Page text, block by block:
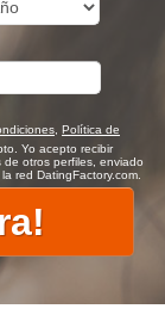
, Política de
Yo acepto recibir
otros perfiles, enviado
red DatingFactory.com.